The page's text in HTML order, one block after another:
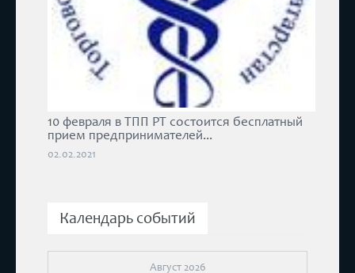
10 февраля в ТПП РТ состоится бесплатный
прием предпринимателей...
02.02.2021
Календарь событий
Август 2026